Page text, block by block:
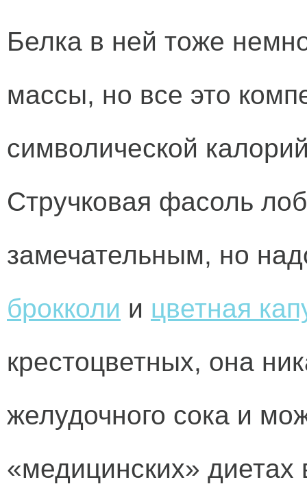
Белка в ней тоже
массы, но все это
символической
Стручковая фасоль
замечательным, но
брокколи и цветная
крестоцветных, она
желудочного сока и
«медицинских» диетах